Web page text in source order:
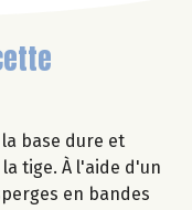
base dure et
tige. À l'aide d'un
en bandes